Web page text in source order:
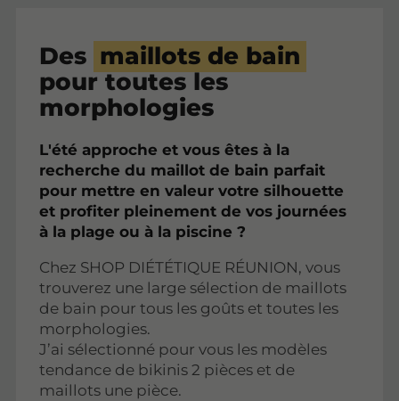
Des maillots de bain
pour toutes les
morphologies
L'été approche et vous êtes à la
recherche du maillot de bain parfait
pour mettre en valeur votre silhouette
et profiter pleinement de vos journées
à la plage ou à la piscine ?
Chez SHOP DIÉTÉTIQUE RÉUNION, vous
trouverez une large sélection de maillots
de bain pour tous les goûts et toutes les
morphologies.
J’ai sélectionné pour vous les modèles
tendance de bikinis 2 pièces et de
maillots une pièce.